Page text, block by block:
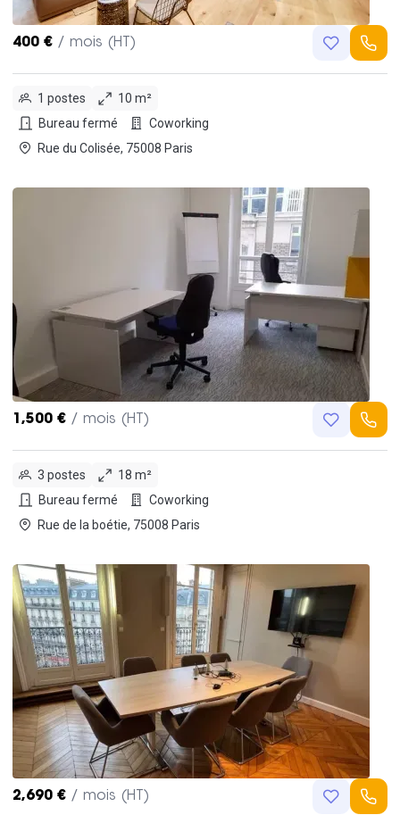
400 € / mois (HT)
1 postes
10 m²
Bureau fermé
Coworking
Rue du Colisée, 75008 Paris
1,500 € / mois (HT)
3 postes
18 m²
Bureau fermé
Coworking
Rue de la boétie, 75008 Paris
2,690 € / mois (HT)